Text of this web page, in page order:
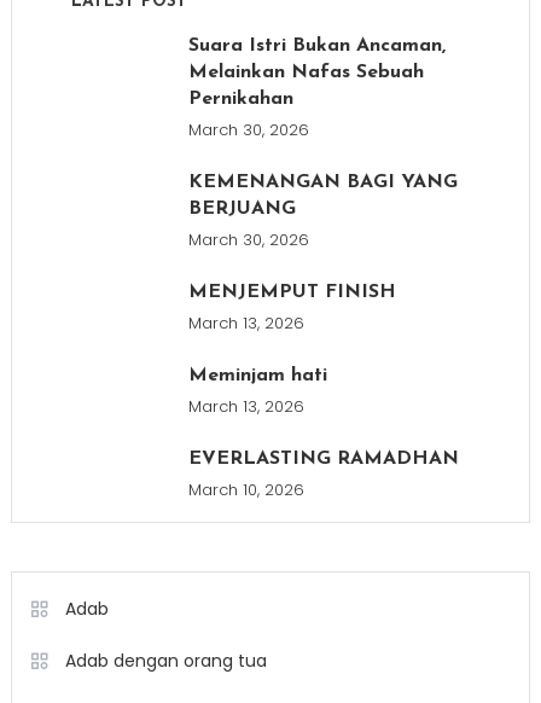
Suara Istri Bukan Ancaman,
Melainkan Nafas Sebuah
Pernikahan
March 30, 2026
KEMENANGAN BAGI YANG
BERJUANG
March 30, 2026
MENJEMPUT FINISH
March 13, 2026
Meminjam hati
March 13, 2026
EVERLASTING RAMADHAN
March 10, 2026
Adab
Adab dengan orang tua